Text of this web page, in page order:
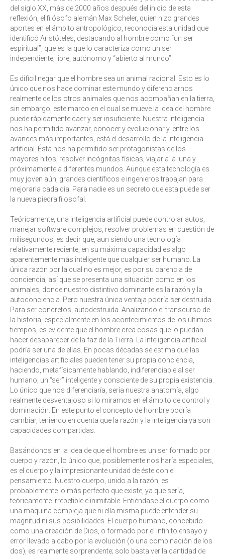
del siglo XX, más de 2000 años después del inicio de esta
reflexión, el filósofo alemán Max Scheler, quien hizo grandes
aportes en el ámbito antropológico, reconocía esta unidad que
identificó Aristóteles, destacando al hombre como “un ser
espiritual”, que es la que lo caracteriza como un ser
independiente, libre, autónomo y “abierto al mundo”.
Es difícil negar que el hombre sea un animal racional. Esto es lo
único que nos hace dominar este mundo y diferenciarnos
realmente de los otros animales que nos acompañan en la tierra,
sin embargo, este marco en el cual se mueve la idea del hombre
puede rápidamente caer y ser insuficiente. Nuestra inteligencia
nos ha permitido avanzar, conocer y evolucionar y, entre los
avances más importantes, está el desarrollo de la inteligencia
artificial. Ésta nos ha permitido ser protagonistas de los
mayores hitos, resolver incógnitas físicas, viajar a la luna y
próximamente a diferentes mundos. Aunque esta tecnología es
muy joven aún, grandes científicos e ingenieros trabajan para
mejorarla cada día. Para nadie es un secreto que esta puede ser
la nueva piedra filosofal.
Teóricamente, una inteligencia artificial puede controlar autos,
manejar software complejos, resolver problemas en cuestión de
milisegundos; es decir que, aun siendo una tecnología
relativamente reciente, en su máxima capacidad es algo
aparentemente más inteligente que cualquier ser humano. La
única razón por la cual no es mejor, es por su carencia de
conciencia, así que se presenta una situación como en los
animales, donde nuestro distintivo dominante es la razón y la
autoconciencia. Pero nuestra única ventaja podría ser destruida.
Para ser concretos, autodestruida. Analizando el transcurso de
la historia, especialmente en los acontecimientos de los últimos
tiempos, es evidente que el hombre crea cosas que lo puedan
hacer desaparecer de la faz de la Tierra. La inteligencia artificial
podría ser una de ellas. En pocas décadas se estima que las
inteligencias artificiales pueden tener su propia conciencia,
haciendo, metafísicamente hablando, indiferenciable al ser
humano; un “ser” inteligente y consciente de su propia existencia.
Lo único que nos diferenciaría, sería nuestra anatomía, algo
realmente desventajoso si lo miramos en el ámbito de control y
dominación. En este punto el concepto de hombre podría
cambiar, teniendo en cuenta que la razón y la inteligencia ya son
capacidades compartidas.
Basándonos en la idea de que el hombre es un ser formado por
cuerpo y razón, lo único que, posiblemente nos haría especiales,
es el cuerpo y la impresionante unidad de éste con el
pensamiento. Nuestro cuerpo, unido a la razón, es
probablemente lo más perfecto que existe, ya que sería,
teóricamente irrepetible e inimitable. Entiéndase el cuerpo como
una maquina compleja que ni ella misma puede entender su
magnitud ni sus posibilidades. El cuerpo humano, concebido
como una creación de Dios, o formado por el infinito ensayo y
error llevado a cabo por la evolución (o una combinación de los
dos), es realmente sorprendente; solo basta ver la cantidad de